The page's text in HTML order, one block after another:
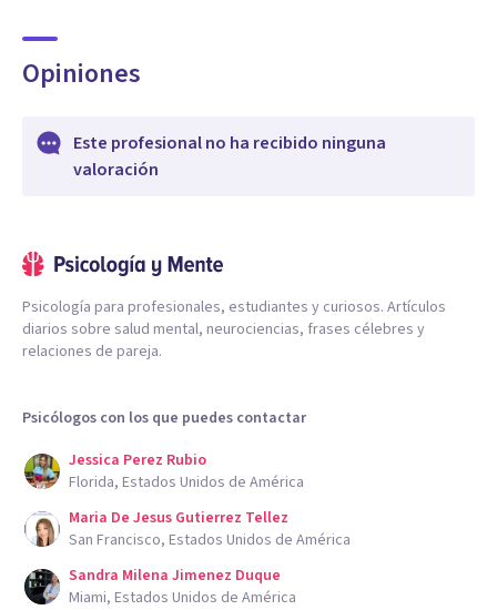
Opiniones
Este profesional no ha recibido ninguna
valoración
Psicología para profesionales, estudiantes y curiosos. Artículos
diarios sobre salud mental, neurociencias, frases célebres y
relaciones de pareja.
Psicólogos con los que puedes contactar
Jessica Perez Rubio
Florida, Estados Unidos de América
Maria De Jesus Gutierrez Tellez
San Francisco, Estados Unidos de América
Sandra Milena Jimenez Duque
Miami, Estados Unidos de América